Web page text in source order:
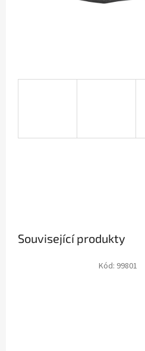
Související produkty
Kód: 99801